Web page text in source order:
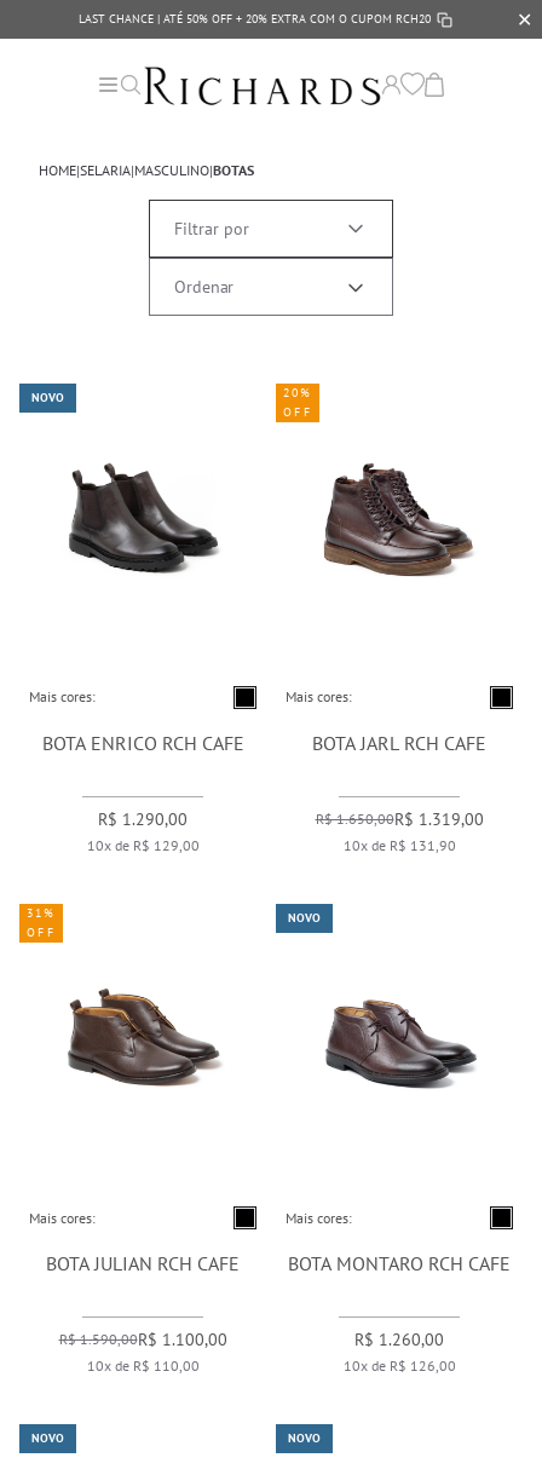
LAST CHANCE | ATÉ 50% OFF + 20% EXTRA COM O CUPOM RCH20 ✕
HOME|SELARIA|MASCULINO|BOTAS
Filtrar por
Mais cores:
BOTA ENRICO RCH CAFE
R$ 1.290,00
10x de R$ 129,00
NOVO
Mais cores:
BOTA JARL RCH CAFE
R$ 1.650,00R$ 1.319,00
10x de R$ 131,90
20%
OFF
Mais cores:
BOTA JULIAN RCH CAFE
R$ 1.590,00R$ 1.100,00
10x de R$ 110,00
31%
OFF
Mais cores:
BOTA MONTARO RCH CAFE
R$ 1.260,00
10x de R$ 126,00
NOVO
NOVO NOVO